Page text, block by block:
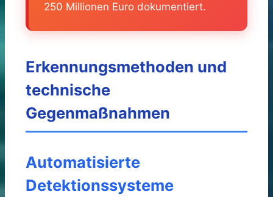
250 Millionen Euro dokumentiert.
Erkennungsmethoden und
technische
Gegenmaßnahmen
Automatisierte
Detektionssysteme